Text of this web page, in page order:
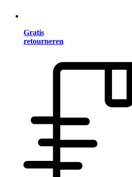
Gratis
retourneren